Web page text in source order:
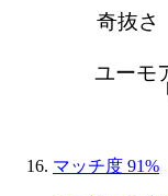
ユーモ
奇抜さ
マッチ度 91%